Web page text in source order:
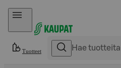
Hyppää sisältöön
Tuotteet